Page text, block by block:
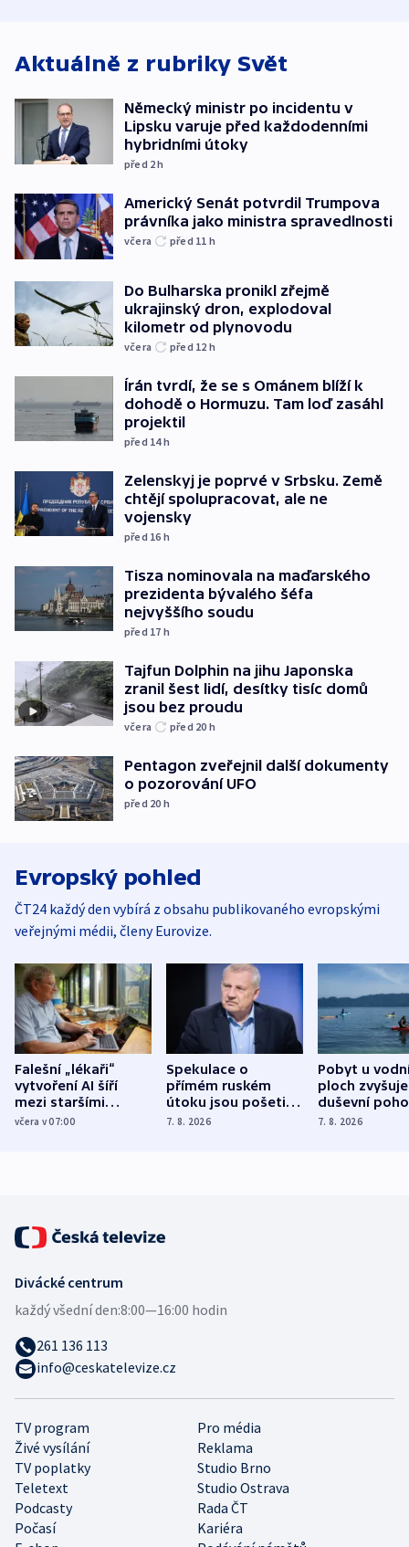
Aktuálně z rubriky Svět
Německý ministr po incidentu v
Lipsku varuje před každodenními
hybridními útoky
před 2h
Americký Senát potvrdil Trumpova
právníka jako ministra spravedlnosti
včera před 11 h
Do Bulharska pronikl zřejmě
ukrajinský dron, explodoval
kilometr od plynovodu
včera před 12 h
Írán tvrdí, že se s Ománem blíží k
dohodě o Hormuzu. Tam loď zasáhl
projektil
před 14h
Zelenskyj je poprvé v Srbsku. Země
chtějí spolupracovat, ale ne
vojensky
před 16 h
Tisza nominovala na maďarského
prezidenta bývalého šéfa
nejvyššího soudu
před 17 h
Tajfun Dolphin na jihu Japonska
zranil šest lidí, desítky tisíc domů
jsou bez proudu
včera před 20 h
Pentagon zveřejnil další dokumenty
o pozorování UFO
před 20 h
Evropský pohled
ČT24 každý den vybírá z obsahu publikovaného evropskými
veřejnými médii, členy Eurovize.
Falešní „lékaři“
vytvoření AI šíří
mezi staršími
Poláky nebezpečné
včera v 07:00
Spekulace o
přímém ruském
útoku jsou pošetilé,
míní estonský
7. 8. 2026
Pobyt u
ploch zvyšuje
duševní
ukázala
7. 8. 2026
TV program
Pro média
Živé vysílání
Reklama
TV poplatky
Studio Brno
Teletext
Studio Ostrava
Podcasty
Rada ČT
Počasí
Kariéra
Divácké centrum
každý všední den:8:00—16:00 hodin
261 136 113
info@ceskatelevize.cz